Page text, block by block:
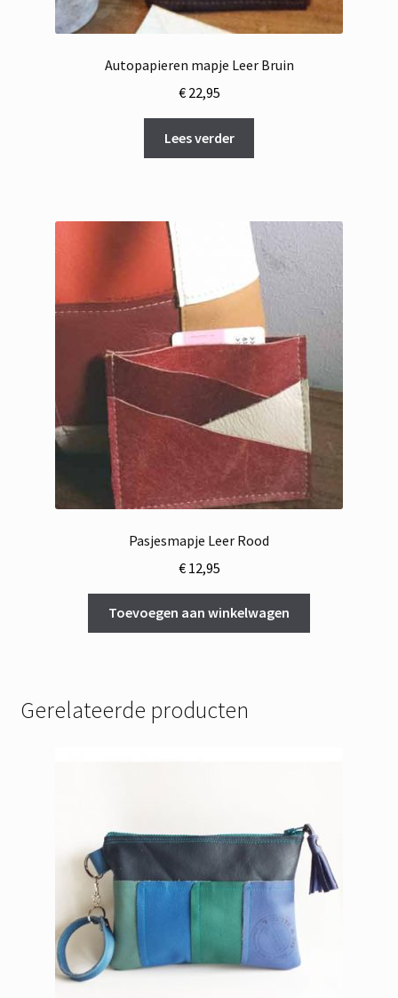
Autopapieren mapje Leer Bruin
€22,95
Lees verder
Pasjesmapje Leer Rood
€12,95
Toevoegen aan winkelwagen
Gerelateerde producten